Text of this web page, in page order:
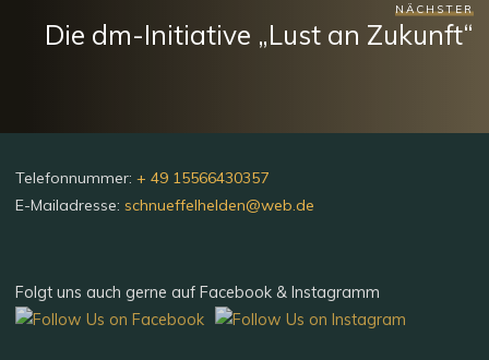
NÄCHSTER
Die dm-Initiative „Lust an Zukunft“
Telefonnummer:+ 49 15566430357
E-Mailadresse:schnueffelhelden@web.de
Folgt uns auch gerne auf Facebook & Instagramm